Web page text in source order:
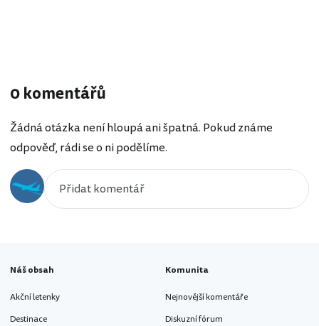
0 komentářů
Žádná otázka není hloupá ani špatná. Pokud známe
odpověď, rádi se o ni podělíme.
Náš obsah
Akční letenky
Destinace
Komunita
Nejnovější komentáře
Diskuzní fórum